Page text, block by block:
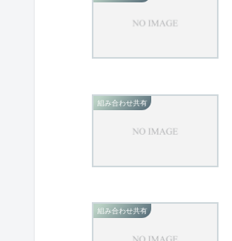
組み合わせ共有
組み合わせ共有